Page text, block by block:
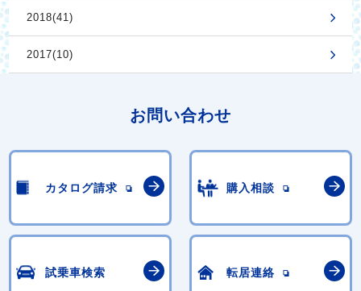
2018(41)
2017(10)
お問い合わせ
カタログ請求 購入相談
試乗車検索 転居連絡